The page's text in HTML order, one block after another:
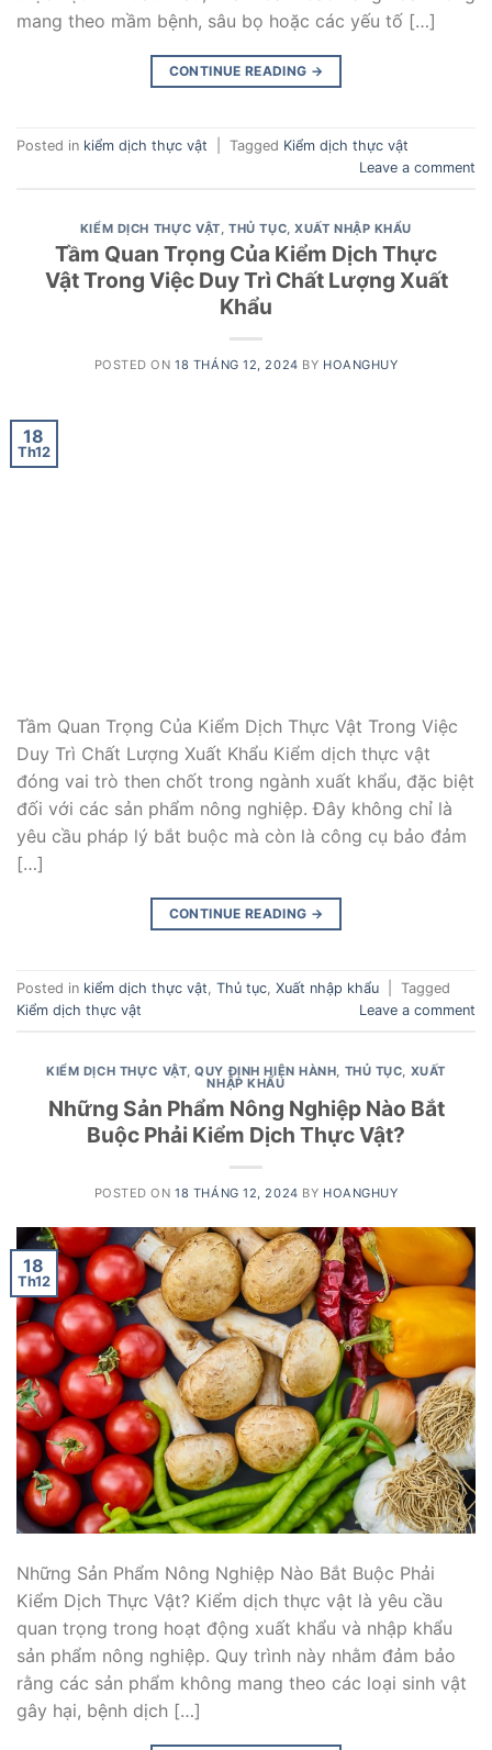
mang theo mầm bệnh, sâu bọ hoặc các yếu tố […]
CONTINUE READING →
Posted in kiểm dịch thực vật Tagged Kiểm dịch thực vật
Leave a comment
KIỂM DỊCH THỰC VẬT ,THỦ TỤC ,XUẤT NHẬP KHẨU
Tầm Quan Trọng Của Kiểm Dịch Thực
Vật Trong Việc Duy Trì Chất Lượng Xuất
Khẩu
POSTED ON18 THÁNG 12, 2024 BY HOANGHUY
18
Th12
Tầm Quan Trọng Của Kiểm Dịch Thực Vật Trong Việc
Duy Trì Chất Lượng Xuất Khẩu Kiểm dịch thực vật
đóng vai trò then chốt trong ngành xuất khẩu, đặc biệt
đối với các sản phẩm nông nghiệp. Đây không chỉ là
yêu cầu pháp lý bắt buộc mà còn là công cụ bảo đảm
[…]
CONTINUE READING →
Posted in kiểm dịch thực vật Thủ tục Xuất nhập khẩu
Tagged
Kiểm dịch thực vật
Leave a comment
KIỂM DỊCH THỰC VẬT ,QUY ĐỊNH HIỆN HÀNH THỦ TỤC XUẤT
NHẬP KHẨU
Những Sản Phẩm Nông Nghiệp Nào Bắt
Buộc Phải Kiểm Dịch Thực Vật?
POSTED ON18 THÁNG 12, 2024 BY HOANGHUY
18
Th12
Những Sản Phẩm Nông Nghiệp Nào Bắt Buộc Phải
Kiểm Dịch Thực Vật? Kiểm dịch thực vật là yêu cầu
quan trọng trong hoạt động xuất khẩu và nhập khẩu
sản phẩm nông nghiệp. Quy trình này nhằm đảm bảo
rằng các sản phẩm không mang theo các loại sinh vật
gây hại, bệnh dịch […]